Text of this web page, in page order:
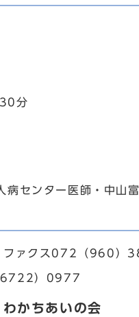
分
センター医師・中山
ァクス072（960）
6722）0977
かちあいの会